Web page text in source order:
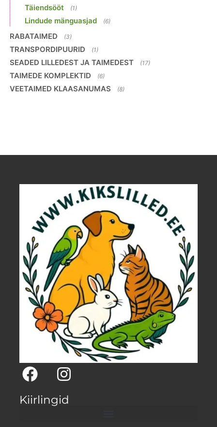
Täiendsööt (1)
Lindude mänguasjad (6)
RABATAIMED (3)
TRANSPORDIPUURID (1)
SEADED LILLEDEST JA TAIMEDEST (17)
TAIMEDE KOMPLEKTID (6)
VEETAIMED KLAASANUMAS (8)
Kiirlingid